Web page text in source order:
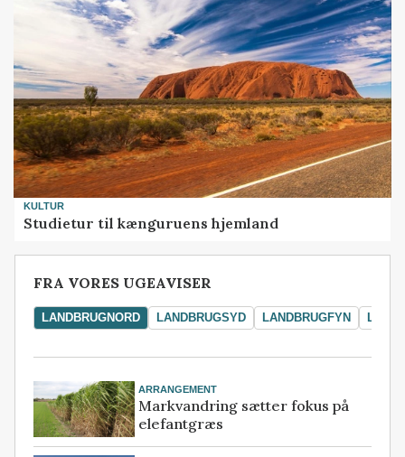
KULTUR
Studietur til kænguruens hjemland
FRA VORES UGEAVISER
LANDBRUGNORD LANDBRUGSYD LANDBRUGFYN
ARRANGEMENT
Markvandring sætter fokus på
elefantgræs